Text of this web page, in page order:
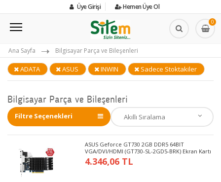
Üye Girişi Hemen Üye Ol
0
Ana Sayfa Bilgisayar Parça ve Bileşenleri
ADATA ASUS INWIN Sadece Stoktakiler
Bilgisayar Parça ve Bileşenleri
Filtre Seçenekleri
ASUS Geforce GT730 2GB DDR5 64BIT
VGA/DVI/HDMI (GT730-SL-2GD5-BRK) Ekran Kartı
4.346,06 TL